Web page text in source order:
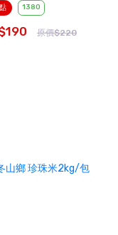
1380
原價$220